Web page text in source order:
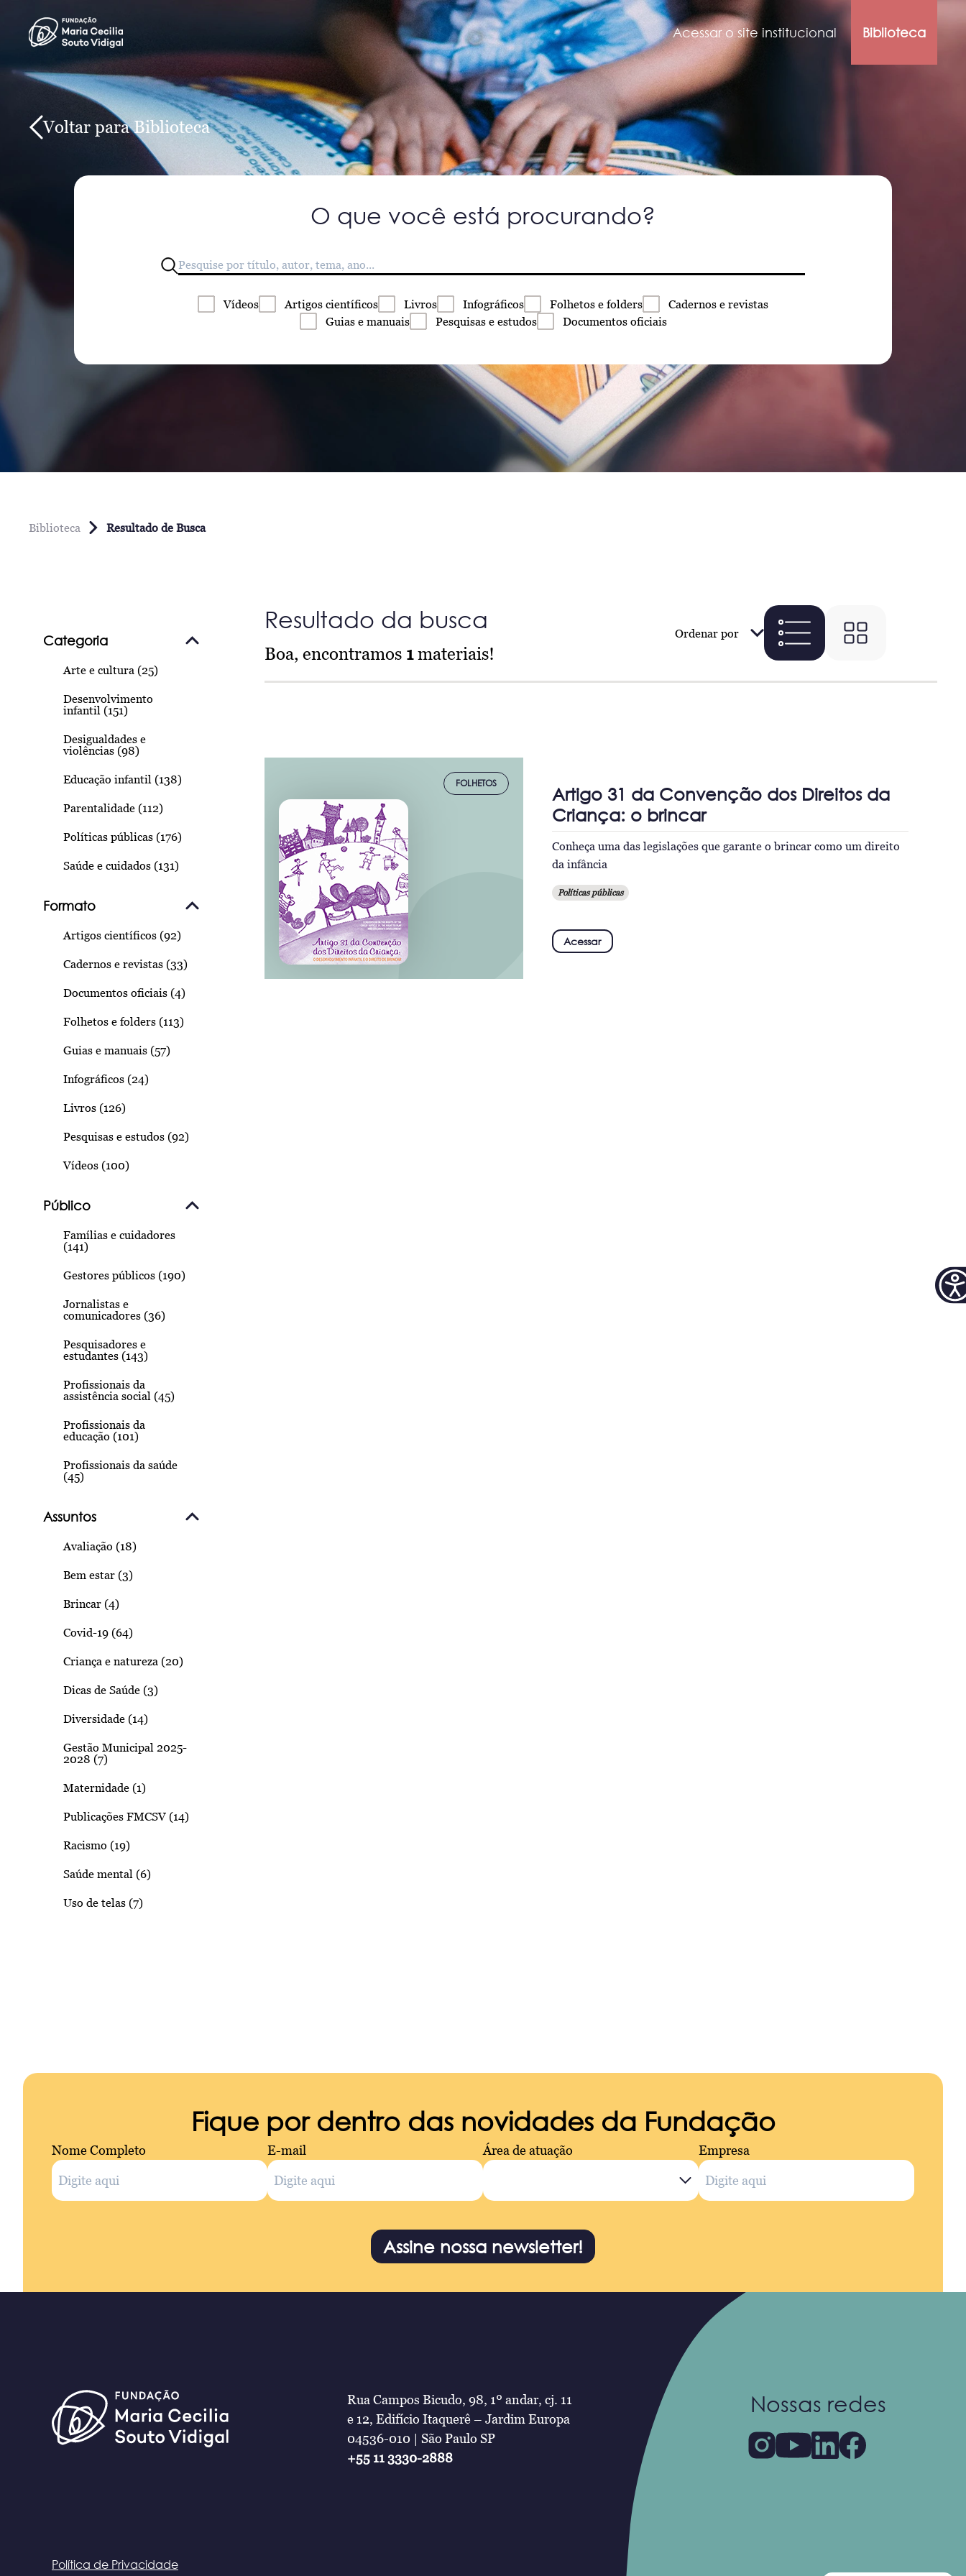
Acessar o site institucional Biblioteca
Voltar para Biblioteca
O que você está procurando?
Vídeos Artigos científicos Livros Infográficos Folhetos e folders Cadernos e revistas
Guias e manuais Pesquisas e estudos Documentos oficiais
Biblioteca Resultado de Busca
Categoria
Arte e cultura (25)
Desenvolvimento
infantil (151)
Desigualdades e
violências (98)
Educação infantil (138)
Parentalidade (112)
Políticas públicas (176)
Saúde e cuidados (131)
Formato
Artigos científicos (92)
Cadernos e revistas (33)
Documentos oficiais (4)
Folhetos e folders (113)
Guias e manuais (57)
Infográficos (24)
Livros (126)
Pesquisas e estudos (92)
Vídeos (100)
Público
Famílias e cuidadores
(141)
Gestores públicos (190)
Jornalistas e
comunicadores (36)
Pesquisadores e
estudantes (143)
Profissionais da
assistência social (45)
Profissionais da
educação (101)
Profissionais da saúde
(45)
Assuntos
Avaliação (18)
Bem estar (3)
Brincar (4)
Covid-19 (64)
Criança e natureza (20)
Dicas de Saúde (3)
Diversidade (14)
Gestão Municipal 2025-
2028 (7)
Maternidade (1)
Publicações FMCSV (14)
Racismo (19)
Saúde mental (6)
Uso de telas (7)
Resultado da busca
Boa, encontramos 1materiais!
Ordenar por
FOLHETOS
Artigo 31 da Convenção dos Direitos da
Criança: o brincar
Conheça uma das legislações que garante o brincar como um direito
da infância
Políticas públicas
Acessar
Fique por dentro das novidades da Fundação
Nome Completo E-mail Área de atuação Empresa
Assine nossa newsletter!
Rua Campos Bicudo, 98, 1º andar, cj. 11
e 12, Edifício Itaquerê – Jardim Europa
04536-010 | São Paulo SP
+55 11 3330-2888
Nossas redes
Política de Privacidade